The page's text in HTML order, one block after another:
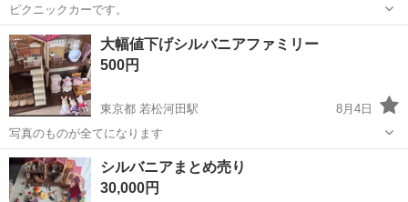
ピクニックカーです。
長崎 諫早市 本諫早駅
大幅値下げシルバニアファミリー
500円
東京都 若松河田駅
8月4日
写真のものが全てになります
東京 新宿区 若松河田駅 おもちゃ
シルバニアまとめ売り
30,000円